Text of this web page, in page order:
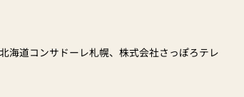
海道コンサドーレ札幌、株式会社さっぽろテレ